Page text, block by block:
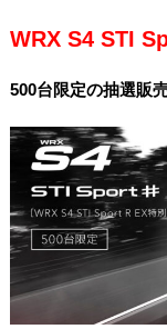
WRX S4 STI
500台限定の抽選販